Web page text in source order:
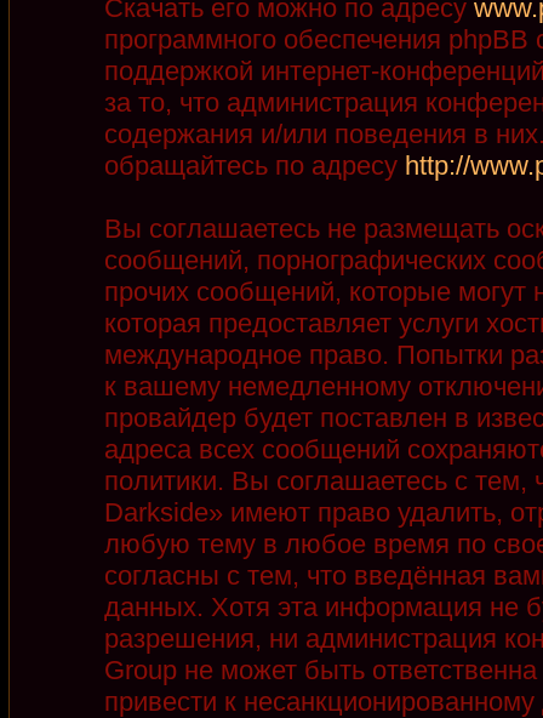
Скачать его можно по адресу
программного обеспечения phpBB
поддержкой интернет-
за то, что администрация
содержания и/или поведения в
обращайтесь по адресу http://
Вы соглашаетесь не размещать
сообщений, порнографических
прочих сообщений, которые
которая предоставляет услуги
международное право. Попытки
к вашему немедленному
провайдер будет поставлен в
адреса всех сообщений
политики. Вы соглашаетесь с
Darkside» имеют право удалить,
любую тему в любое время по
согласны с тем, что введённая
данных. Хотя эта информация не
разрешения, ни администрация
Group не может быть
привести к несанкционированному